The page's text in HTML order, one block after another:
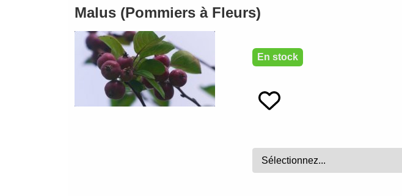
Malus (Pommiers à Fleurs)
En stock